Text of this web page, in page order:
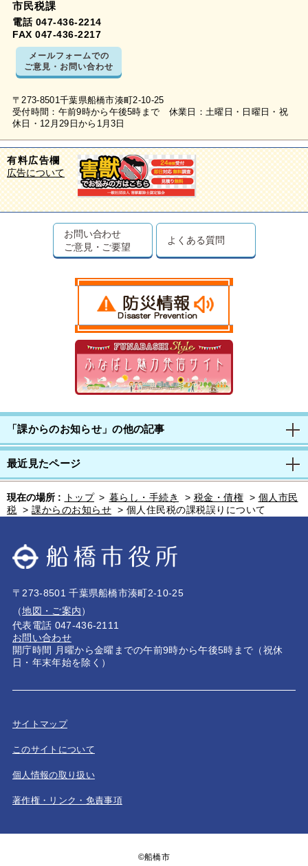
市民税課
電話 047-436-2214
FAX 047-436-2217
メールフォームでの
ご意見・お問い合わせ
〒273-8501千葉県船橋市湊町2-10-25
受付時間：午前9時から午後5時まで 休業日：土曜日・日曜日・祝
休日・12月29日から1月3日
有料広告欄
広告について
お問い合わせ
ご意見・ご要望
よくある質問
「課からのお知らせ」の他の記事
最近見たページ
現在の場所 : トップ > 暮らし・手続き > 税金・債権 > 個人市民
税 > 課からのお知らせ > 個人住民税の課税誤りについて
〒273-8501 千葉県船橋市湊町2-10-25
（地図・ご案内）
代表電話 047-436-2111
お問い合わせ
開庁時間 月曜から金曜までの午前9時から午後5時まで（祝休
日・年末年始を除く）
サイトマップ
このサイトについて
個人情報の取り扱い
著作権・リンク・免責事項
©船橋市